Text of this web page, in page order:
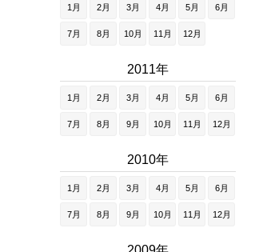
1月 2月 3月 4月 5月 6月
7月 8月 10月 11月 12月
2011年
1月 2月 3月 4月 5月 6月
7月 8月 9月 10月 11月 12月
2010年
1月 2月 3月 4月 5月 6月
7月 8月 9月 10月 11月 12月